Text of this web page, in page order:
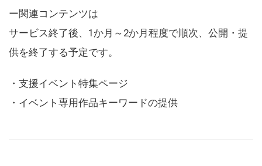
ー関連コンテンツは
サービス終了後、1か月～2か月程度で順次、公開・提
供を終了する予定です。
・支援イベント特集ページ
・イベント専用作品キーワードの提供